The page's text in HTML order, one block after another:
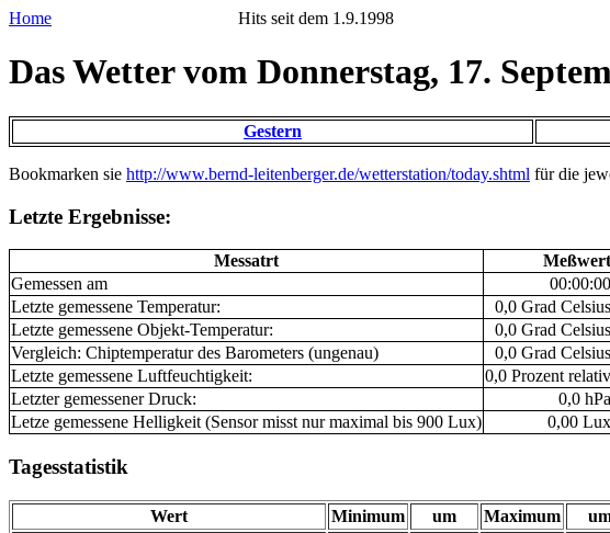
Home Hits seit dem 1.9.1998
Das Wetter vom Donnerstag, 17.
Gestern
Bookmarken sie http://www.bernd-leitenberger.de/wetterstation/today.shtml für die
Letzte Ergebnisse:
Messatrt
Meßwert
Gemessen am
00:00:00
Letzte gemessene Temperatur:
0,0 Grad Celsius
Letzte gemessene Objekt-Temperatur:
0,0 Grad Celsius
Vergleich: Chiptemperatur des Barometers (ungenau)
0,0 Grad Celsius
Letzte gemessene Luftfeuchtigkeit:
0,0 Prozent relativ
Letzter gemessener Druck:
0,0 hPa
Letze gemessene Helligkeit (Sensor misst nur maximal bis 900 Lux)
0,00 Lux
Tagesstatistik
Wert Minimum um Maximum